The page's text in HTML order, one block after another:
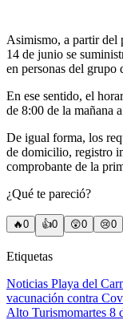
Asimismo, a partir del
14 de junio se
en personas del grupo
En ese sentido, el
de 8:00 de la mañana
De igual forma, los
de domicilio, registro
comprobante de la
¿Qué te pareció?
🔥0 👍0 😲0 😢0
Etiquetas
Noticias Playa del
vacunación contra
Alto Turismomartes 8